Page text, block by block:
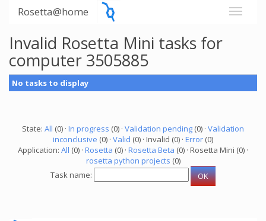
Rosetta@home
Invalid Rosetta Mini tasks for
computer 3505885
No tasks to display
State: All (0) · In progress (0) · Validation pending (0) · Validation
inconclusive (0) · Valid (0) · Invalid (0) · Error (0)
Application: All (0) · Rosetta (0) · Rosetta Beta (0) · Rosetta Mini (0) ·
rosetta python projects (0)
Task name: